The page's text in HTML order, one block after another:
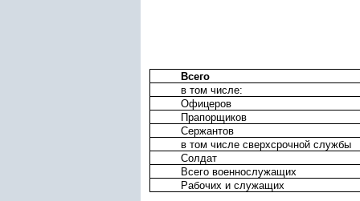
Всего
в том числе:
Офицеров
Прапорщиков
Сержантов
в том числе сверхсрочной службы
Солдат
Всего военнослужащих
Рабочих и служащих